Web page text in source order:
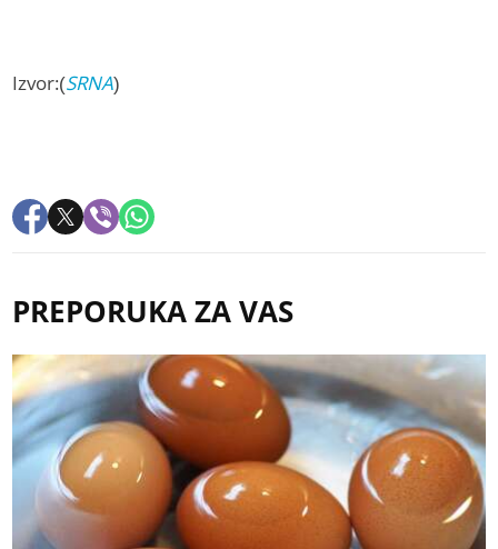
Izvor:(SRNA)
PREPORUKA ZA VAS